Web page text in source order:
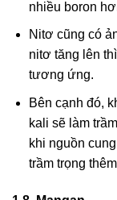
nhiều boron
Nitơ cũng có
nitơ tăng lên
tương ứng.
Bên cạnh đó,
kali sẽ làm
khi nguồn
trầm trọng